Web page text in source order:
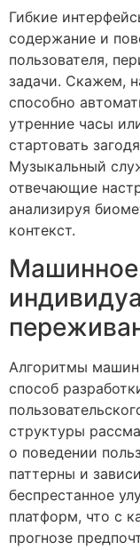
Гибкие
содержание и
пользователя,
задачи. Скажем,
способно
утренние часы
стартовать
Музыкальный
отвечающие
анализируя
контекст.
Машинное
Алгоритмы
способ
структуры
о поведении
паттерны и
беспрестанное
платформ, что с
прогнозе